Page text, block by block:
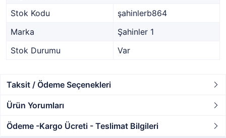
Stok Kodu
şahinlerb864
Marka
Şahinler 1
Stok Durumu
Var
Taksit / Ödeme Seçenekleri
Ürün Yorumları
Ödeme -Kargo Ücreti - Teslimat Bilgileri